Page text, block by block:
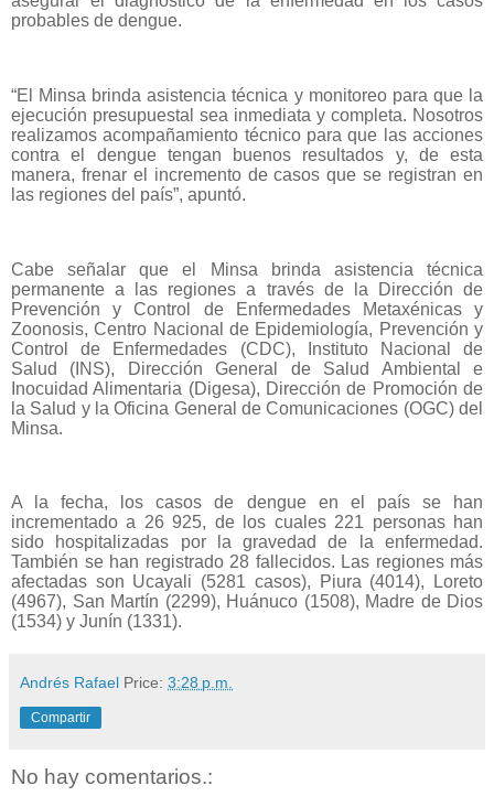
probables de dengue.
“El Minsa brinda asistencia técnica y monitoreo para que la
ejecución presupuestal sea inmediata y completa. Nosotros
realizamos acompañamiento técnico para que las acciones
contra el dengue tengan buenos resultados y, de esta
manera, frenar el incremento de casos que se registran en
las regiones del país”, apuntó.
Cabe señalar que el Minsa brinda asistencia técnica
permanente a las regiones a través de la Dirección de
Prevención y Control de Enfermedades Metaxénicas y
Zoonosis, Centro Nacional de Epidemiología, Prevención y
Control de Enfermedades (CDC), Instituto Nacional de
Salud (INS), Dirección General de Salud Ambiental e
Inocuidad Alimentaria (Digesa), Dirección de Promoción de
la Salud y la Oficina General de Comunicaciones (OGC) del
Minsa.
A la fecha, los casos de dengue en el país se han
incrementado a 26 925, de los cuales 221 personas han
sido hospitalizadas por la gravedad de la enfermedad.
También se han registrado 28 fallecidos. Las regiones más
afectadas son Ucayali (5281 casos), Piura (4014), Loreto
(4967), San Martín (2299), Huánuco (1508), Madre de Dios
(1534) y Junín (1331).
Andrés Rafael Price: 3:28 p.m.
Compartir
No hay comentarios.: